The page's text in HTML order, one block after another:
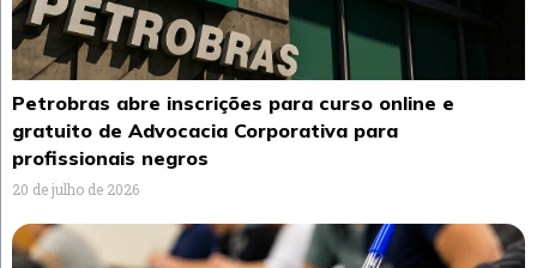
Petrobras abre inscrições para curso online e
gratuito de Advocacia Corporativa para
profissionais negros
20 de julho de 2026